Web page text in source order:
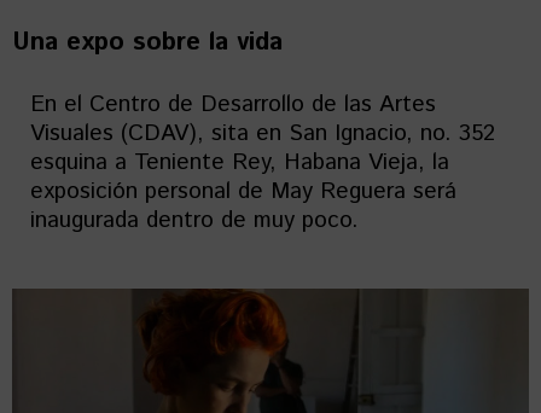
Una expo sobre la vida
En el Centro de Desarrollo de las Artes
Visuales (CDAV), sita en San Ignacio, no. 352
esquina a Teniente Rey, Habana Vieja, la
exposición personal de May Reguera será
inaugurada dentro de muy poco.